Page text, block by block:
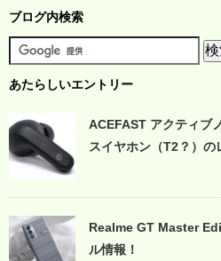
ブログ内検索
あたらしいエントリー
ACEFAST アクティブ
スイヤホン（T2？）の
Realme GT Master
ル情報！